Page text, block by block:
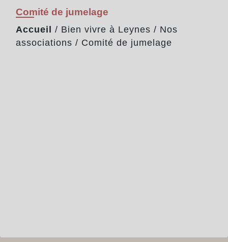
Comité de jumelage
Accueil / Bien vivre à Leynes / Nos
associations / Comité de jumelage